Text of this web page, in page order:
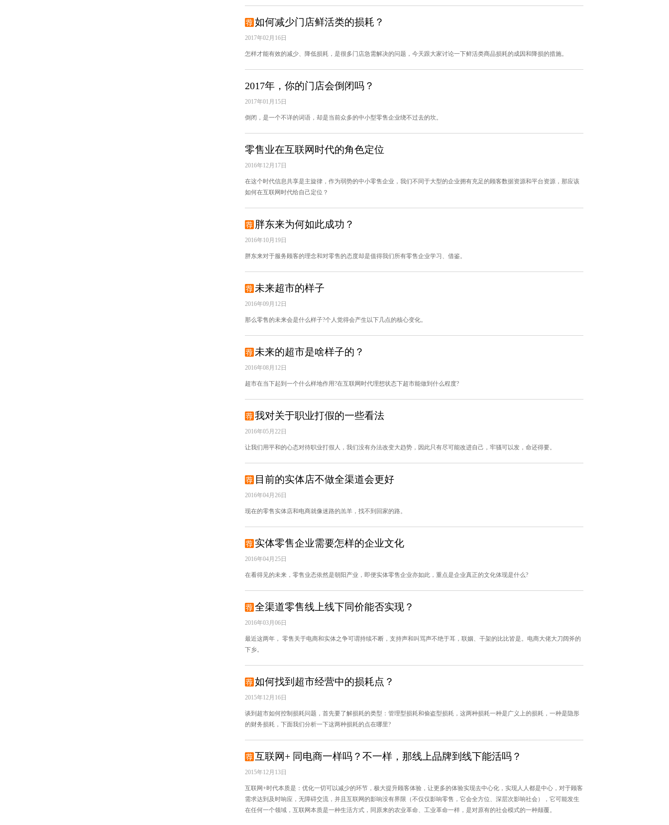
如何减少门店鲜活类的损耗？
2017年02月16日
怎样才能有效的减少、降低损耗，是很多门店急需解决的问题，今天跟大家讨论一下鲜活类商品损耗的成因和降损的措施。
2017年，你的门店会倒闭吗？
2017年01月15日
倒闭，是一个不详的词语，却是当前众多的中小型零售企业绕不过去的坎。
零售业在互联网时代的角色定位
2016年12月17日
在这个时代信息共享是主旋律，作为弱势的中小零售企业，我们不同于大型的企业拥有充足的顾客数据资源和平台资源，那应该
如何在互联网时代给自己定位？
胖东来为何如此成功？
2016年10月19日
胖东来对于服务顾客的理念和对零售的态度却是值得我们所有零售企业学习、借鉴。
未来超市的样子
2016年09月12日
那么零售的未来会是什么样子?个人觉得会产生以下几点的核心变化。
未来的超市是啥样子的？
2016年08月12日
超市在当下起到一个什么样地作用?在互联网时代理想状态下超市能做到什么程度?
我对关于职业打假的一些看法
2016年05月22日
让我们用平和的心态对待职业打假人，我们没有办法改变大趋势，因此只有尽可能改进自己，牢骚可以发，命还得要。
目前的实体店不做全渠道会更好
2016年04月26日
现在的零售实体店和电商就像迷路的羔羊，找不到回家的路。
实体零售企业需要怎样的企业文化
2016年04月25日
在看得见的未来，零售业态依然是朝阳产业，即便实体零售企业亦如此，重点是企业真正的文化体现是什么?
全渠道零售线上线下同价能否实现？
2016年03月06日
最近这两年， 零售关于电商和实体之争可谓持续不断，支持声和叫骂声不绝于耳，联姻、干架的比比皆是。电商大佬大刀阔斧的
下乡。
如何找到超市经营中的损耗点？
2015年12月16日
谈到超市如何控制损耗问题，首先要了解损耗的类型：管理型损耗和偷盗型损耗，这两种损耗一种是广义上的损耗，一种是隐形
的财务损耗，下面我们分析一下这两种损耗的点在哪里?
互联网+ 同电商一样吗？不一样，那线上品牌到线下能活吗？
2015年12月13日
互联网+时代本质是：优化一切可以减少的环节，极大提升顾客体验，让更多的体验实现去中心化，实现人人都是中心，对于顾客
需求达到及时响应，无障碍交流，并且互联网的影响没有界限（不仅仅影响零售，它会全方位、深层次影响社会），它可能发生
在任何一个领域，互联网本质是一种生活方式，同原来的农业革命、工业革命一样，是对原有的社会模式的一种颠覆。